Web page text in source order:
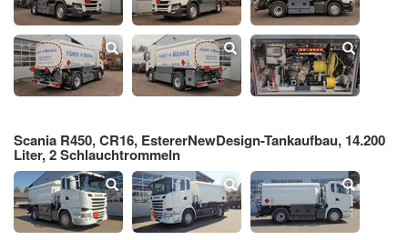
Scania R450, CR16, EstererNewDesign-Tankaufbau, 14.200
Liter, 2 Schlauchtrommeln